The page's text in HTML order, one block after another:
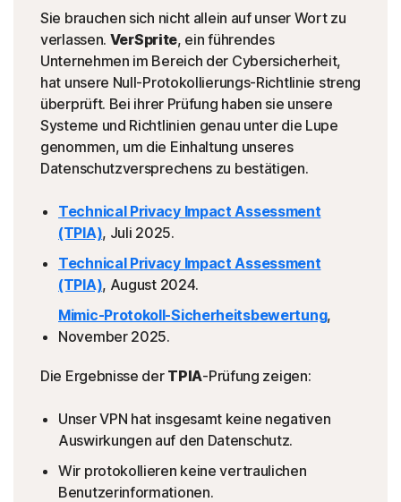
Sie brauchen sich nicht allein auf unser Wort zu
verlassen. VerSprite, ein führendes
Unternehmen im Bereich der Cybersicherheit,
hat unsere Null-Protokollierungs-Richtlinie streng
überprüft. Bei ihrer Prüfung haben sie unsere
Systeme und Richtlinien genau unter die Lupe
genommen, um die Einhaltung unseres
Datenschutzversprechens zu bestätigen.
Technical Privacy Impact Assessment
(TPIA), Juli 2025.
Technical Privacy Impact Assessment
(TPIA), August 2024.
Mimic-Protokoll-Sicherheitsbewertung,
November 2025.
Die Ergebnisse der TPIA-Prüfung zeigen:
Unser VPN hat insgesamt keine negativen
Auswirkungen auf den Datenschutz.
Wir protokollieren keine vertraulichen
Benutzerinformationen.